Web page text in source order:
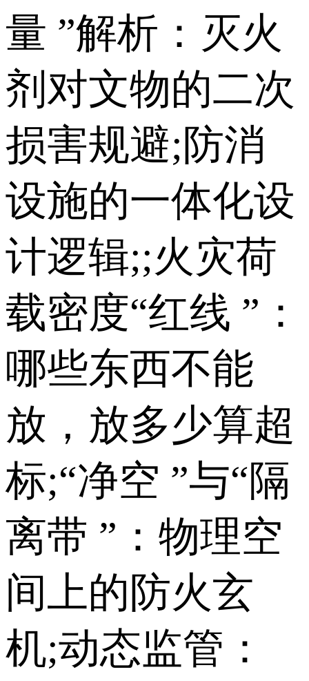
量 ”解析：灭火
剂对文物的二次
损害规避;防消
设施的一体化设
计逻辑;;火灾荷
载密度“红线 ”：
哪些东西不能
放，放多少算超
标;“净空 ”与“隔
离带 ”：物理空
间上的防火玄
机;动态监管：